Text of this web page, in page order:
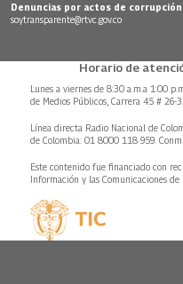
Denuncias por actos de
soytransparente@rtvc.gov.co
Horario de
Lunes a viernes de 8:30 a.m.a 1:00
de Medios Públicos, Carrera 45 # 26-
Línea directa Radio Nacional de
de Colombia: 01 8000 118 959.
Este contenido fue financiado con
Información y las Comunicaciones de